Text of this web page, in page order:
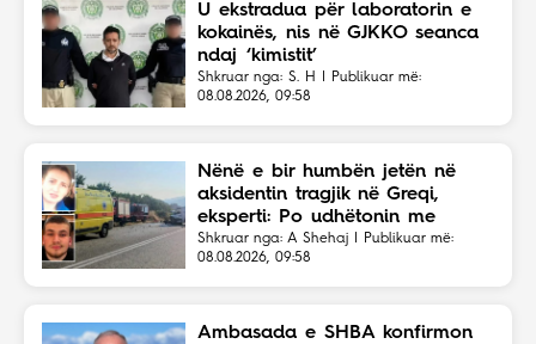
U ekstradua për laboratorin e
kokainës, nis në GJKKO seanca
ndaj ‘kimistit’
Shkruar nga: S. H | Publikuar më:
08.08.2026, 09:58
Nënë e bir humbën jetën në
aksidentin tragjik në Greqi,
eksperti: Po udhëtonin me
shpejtësi të lartë
Shkruar nga: A Shehaj | Publikuar më:
08.08.2026, 09:58
Ambasada e SHBA konfirmon